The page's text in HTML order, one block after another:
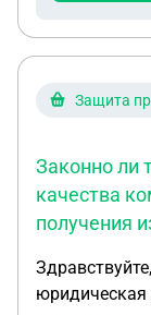
законно ли это? Как можно
пенсионерам
Защита
Законно ли
качества
получения